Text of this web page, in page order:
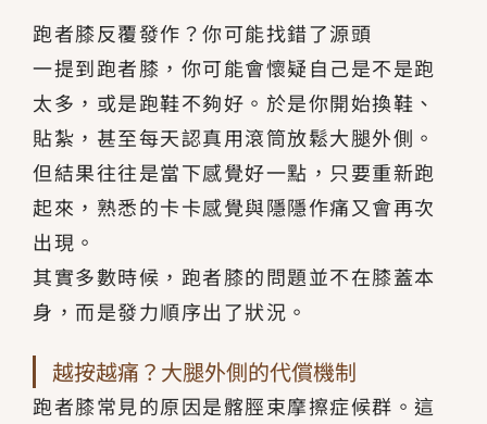
跑者膝反覆發作？你可能找錯了源頭
一提到跑者膝，你可能會懷疑自己是不是跑
太多，或是跑鞋不夠好。於是你開始換鞋、
貼紮，甚至每天認真用滾筒放鬆大腿外側。
但結果往往是當下感覺好一點，只要重新跑
起來，熟悉的卡卡感覺與隱隱作痛又會再次
出現。
其實多數時候，跑者膝的問題並不在膝蓋本
身，而是發力順序出了狀況。
越按越痛？大腿外側的代償機制
跑者膝常見的原因是髂脛束摩擦症候群。這